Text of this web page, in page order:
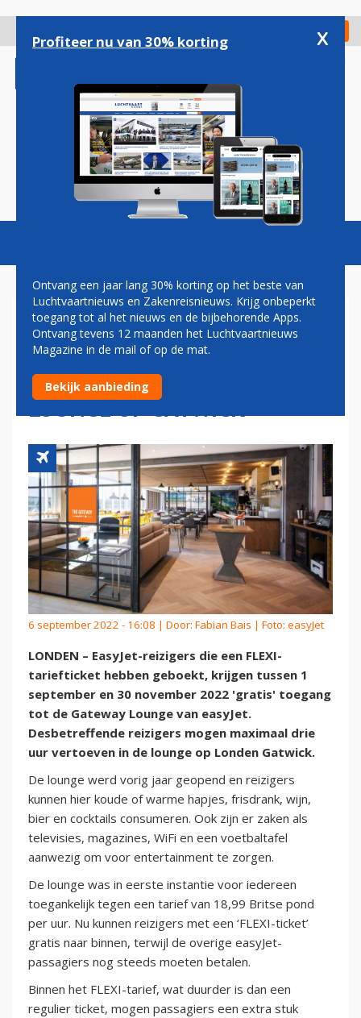
gaan
Check in
Magazine Podcasts Vacatures
EASYJET-PASSAGIERS MET
FLEXI-TARIEF KRIJGEN
GRATIS TOEGANG TOT
LOUNGE OP GATWICK
6 september 2022 - 16:08 | Door: Fabian Bais | Foto: easyJet
LONDEN – EasyJet-reizigers die een FLEXI-
tariefticket hebben geboekt, krijgen tussen 1
september en 30 november 2022 'gratis' toegang
tot de Gateway Lounge van easyJet.
Desbetreffende reizigers mogen maximaal drie
uur vertoeven in de lounge op Londen Gatwick.
De lounge werd vorig jaar geopend en reizigers
kunnen hier koude of warme hapjes, frisdrank, wijn,
bier en cocktails consumeren. Ook zijn er zaken als
televisies, magazines, WiFi en een voetbaltafel
aanwezig om voor entertainment te zorgen.
De lounge was in eerste instantie voor iedereen
toegankelijk tegen een tarief van 18,99 Britse pond
per uur. Nu kunnen reizigers met een ‘FLEXI-ticket’
gratis naar binnen, terwijl de overige easyJet-
passagiers nog steeds moeten betalen.
Binnen het FLEXI-tarief, wat duurder is dan een
regulier ticket, mogen passagiers een extra stuk
Profiteer nu van 30% korting x
Ontvang een jaar lang 30% korting op het beste van
Luchtvaartnieuws en Zakenreisnieuws. Krijg onbeperkt
toegang tot al het nieuws en de bijbehorende Apps.
Ontvang tevens 12 maanden het Luchtvaartnieuws
Magazine in de mail of op de mat.
Bekijk aanbieding